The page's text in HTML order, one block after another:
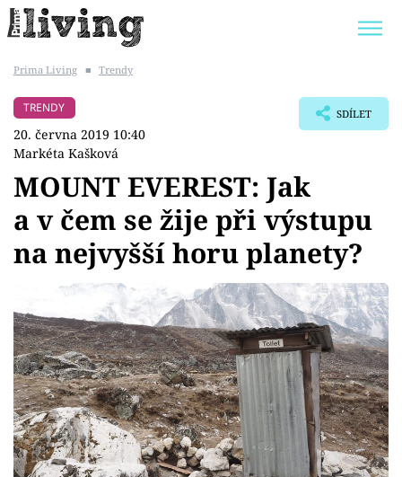
BYDLENÍ SLAVNÝCH
Témata
Bydlení
Zahrada
Design
Sledujte prima+
Přihlášení
Prima Living ■ Trendy
TRENDY
20. června 2019 10:40
Markéta Kašková
SDÍLET
MOUNT EVEREST: Jak
a v čem se žije při výstupu
na nejvyšší horu planety?